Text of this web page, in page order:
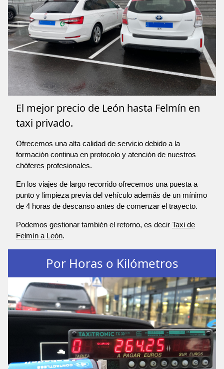
El mejor precio de León hasta Felmín en
taxi privado.
Ofrecemos una alta calidad de servicio debido a la
formación continua en protocolo y atención de nuestros
chóferes profesionales.
En los viajes de largo recorrido ofrecemos una puesta a
punto y limpieza previa del vehículo además de un mínimo
de 4 horas de descanso antes de comenzar el trayecto.
Podemos gestionar también el retorno, es decir Taxi de
Felmín a León.
Por Horas o Kilómetros